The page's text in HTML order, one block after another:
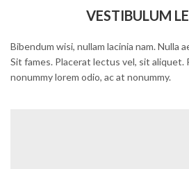
VESTIBULUM
Bibendum wisi, nullam lacinia nam. Nulla
Sit fames. Placerat lectus vel, sit aliquet.
nonummy lorem odio, ac at nonummy.